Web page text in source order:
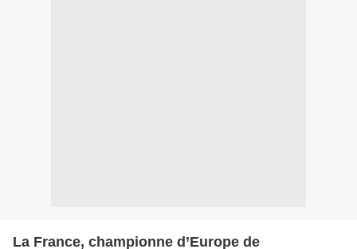
La France, championne d’Europe de